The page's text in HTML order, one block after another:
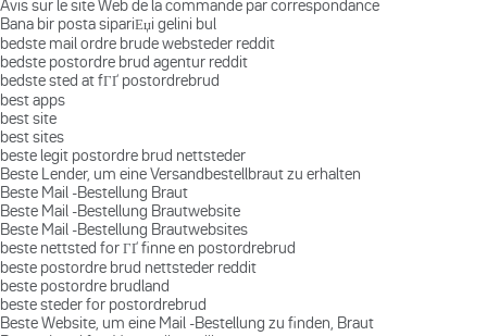
Avis sur le site Web de la commande par correspondance
Bana bir posta sipariЕџi gelini bul
bedste mail ordre brude websteder reddit
bedste postordre brud agentur reddit
bedste sted at fГҐ postordrebrud
best apps
best site
best sites
beste legit postordre brud nettsteder
Beste Lender, um eine Versandbestellbraut zu erhalten
Beste Mail -Bestellung Braut
Beste Mail -Bestellung Brautwebsite
Beste Mail -Bestellung Brautwebsites
beste nettsted for ГҐ finne en postordrebrud
beste postordre brud nettsteder reddit
beste postordre brudland
beste steder for postordrebrud
Beste Website, um eine Mail -Bestellung zu finden, Braut